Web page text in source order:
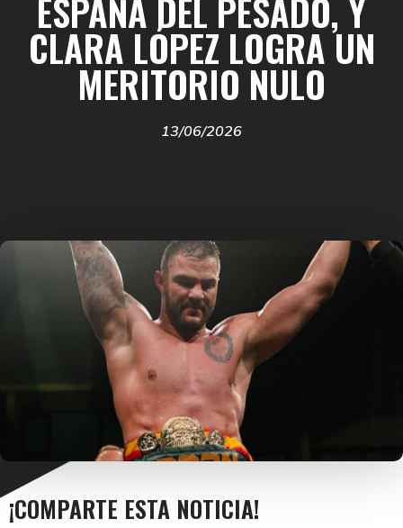
ESPAÑA DEL PESADO, Y
CLARA LÓPEZ LOGRA UN
MERITORIO NULO
13/06/2026
¡COMPARTE ESTA NOTICIA!